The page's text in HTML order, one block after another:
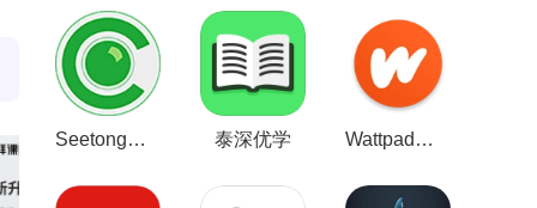
Seetong正版 泰深优学 Wattpad安卓版